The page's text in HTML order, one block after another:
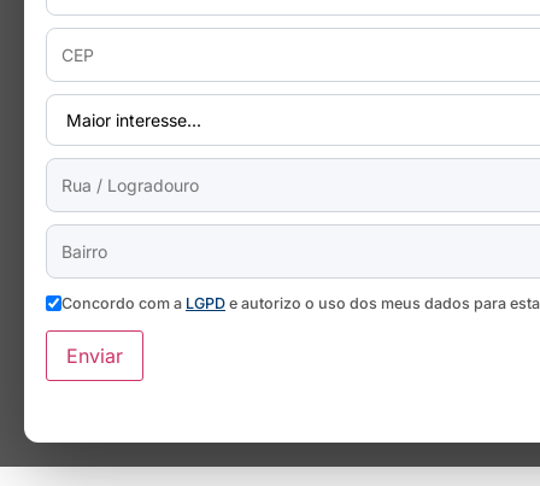
Concordo com a LGPD e autorizo o uso dos meus dados para
Enviar